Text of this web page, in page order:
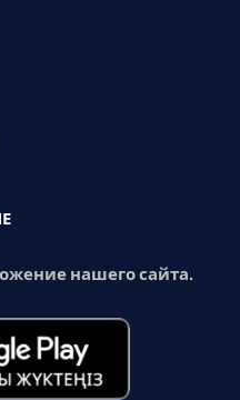
нашего сайта.